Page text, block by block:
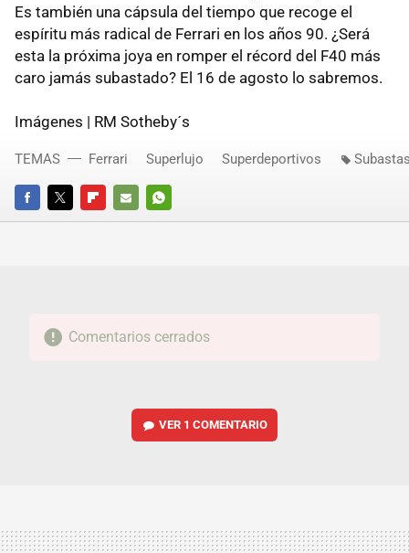
Es también una cápsula del tiempo que recoge el
espíritu más radical de Ferrari en los años 90. ¿Será
esta la próxima joya en romper el récord del F40 más
caro jamás subastado? El 16 de agosto lo sabremos.
Imágenes | RM Sotheby´s
FACEBOOKTWITTERFLIPBOARD
E-
WHATSAPP
TEMAS Ferrari Superlujo Superdeportivos
Comentarios cerrados
VER 1 COMENTARIO